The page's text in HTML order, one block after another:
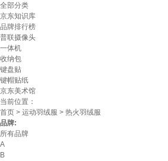
全部分类
京东知识库
品牌排行榜
普联摄像头
一体机
收纳包
键盘贴
键帽贴纸
京东美术馆
当前位置：
首页 > 运动羽绒服 > 热火羽绒服
品牌:
所有品牌
A
B